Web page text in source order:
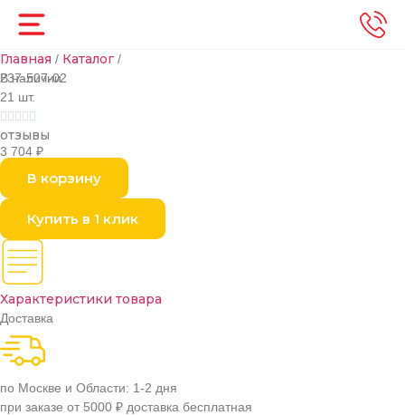
Главная / Каталог/
В наличии
21 шт.
237-507-02
    
отзывы
3 704 ₽
В корзину
Купить в 1 клик
Характеристики товара
Доставка
по Москве и Области: 1-2 дня
при заказе от 5000 ₽ доставка бесплатная